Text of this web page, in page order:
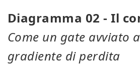
Diagramma 02 - Il
Come un gate avviato
gradiente di perdita